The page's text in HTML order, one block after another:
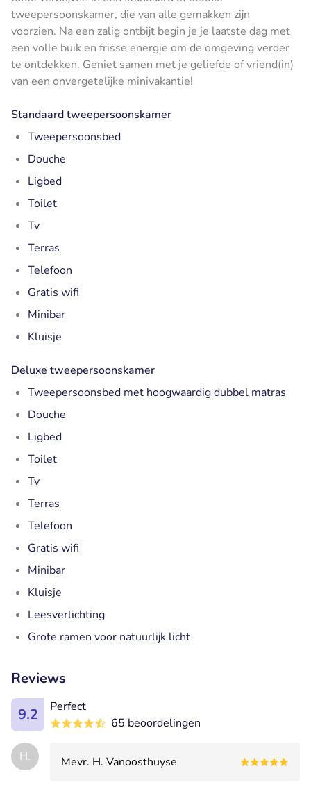
tweepersoonskamer, die van alle gemakken zijn
voorzien. Na een zalig ontbijt begin je je laatste dag met
een volle buik en frisse energie om de omgeving verder
te ontdekken. Geniet samen met je geliefde of vriend(in)
van een onvergetelijke minivakantie!
Standaard tweepersoonskamer
Tweepersoonsbed
Douche
Ligbed
Toilet
Tv
Terras
Telefoon
Gratis wifi
Minibar
Kluisje
Deluxe tweepersoonskamer
Tweepersoonsbed met hoogwaardig dubbel matras
Douche
Ligbed
Toilet
Tv
Terras
Telefoon
Gratis wifi
Minibar
Kluisje
Leesverlichting
Grote ramen voor natuurlijk licht
Reviews
9.2
Perfect
65 beoordelingen
H. Mevr. H. Vanoosthuyse